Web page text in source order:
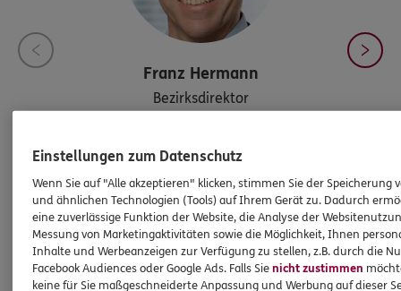
Franz Hermann
Bezirksdirektor
Tel:
team-hermann@ergo.de
Einstellungen zum Datenschutz
Wenn Sie auf "Alle akzeptieren" klicken, stimmen Sie der Speicherung
und ähnlichen Technologien (Tools) auf Ihrem Gerät zu. Dadurch
eine zuverlässige Funktion der Website, die Analyse der
Messung von Marketingaktivitäten sowie die Möglichkeit, Ihnen
Inhalte und Werbeanzeigen zur Verfügung zu stellen, z.B. durch die
Facebook Audiences oder Google Ads. Falls Sienicht zustimmen
keine für Sie maßgeschneiderte Anpassung und Werbung auf dieser